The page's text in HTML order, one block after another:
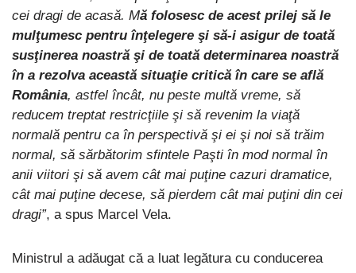
cei dragi de acasă. Mă folosesc de acest prilej să le
mulţumesc pentru înţelegere şi să-i asigur de toată
susţinerea noastră şi de toată determinarea noastră
în a rezolva această situaţie critică în care se află
România, astfel încât, nu peste multă vreme, să
reducem treptat restricţiile şi să revenim la viaţă
normală pentru ca în perspectivă şi ei şi noi să trăim
normal, să sărbătorim sfintele Paşti în mod normal în
anii viitori şi să avem cât mai puţine cazuri dramatice,
cât mai puţine decese, să pierdem cât mai puţini din cei
dragi”, a spus Marcel Vela.
Ministrul a adăugat că a luat legătura cu conducerea